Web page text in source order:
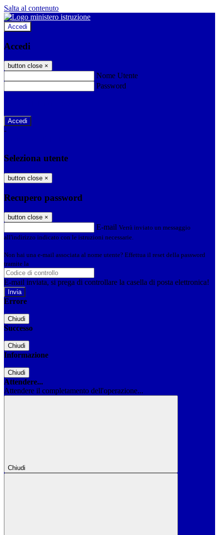
Salta al contenuto
Accedi
Accedi
button close ×
Nome Utente
Password
-
Seleziona utente
button close ×
Recupero password
button close ×
E-mail Verrà inviato un messaggio
all'indirizzo indicato con le istruzioni necessarie.
Non hai una e-mail associata al nome utente? Effettua il reset della password
tramite la
E-mail inviata, si prega di controllare la casella di posta elettronica!
Errore
Chiudi
Successo
Chiudi
Informazione
Chiudi
Attendere...
Attendere il completamento dell'operazione...
Chiudi